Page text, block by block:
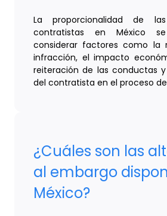
La proporcionalidad de
contratistas en México
considerar factores como la
infracción, el impacto
reiteración de las conductas
del contratista en el proceso
¿Cuáles son las
al embargo
México?